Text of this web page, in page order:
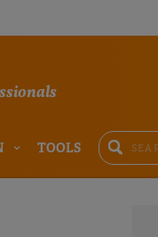
TOOLS